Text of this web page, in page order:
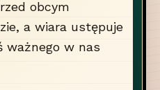
obcym
a wiara ustępuje
ważnego w nas